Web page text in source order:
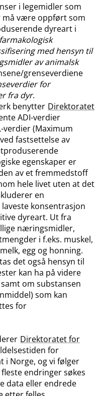
i legemidler som
må være oppført som
dyreart i
med hensyn til
av animalsk
​grenseverdiene
for
fra dyr.
benytter Direktoratet
ADI-verdier
verdier (Maximum
fastsettelse av
egenskaper er
av et fremmedstoff
hele livet uten at det
en
konsentrasjon
dyreart. Ut fra
næringsmidler,
i f.eks. muskel,
egg og honning.
det også hensyn til
kan ha på videre
om substansen
som kan
for
Direktoratet for
for
i Norge, og vi følger
endringer søkes
data eller endrede